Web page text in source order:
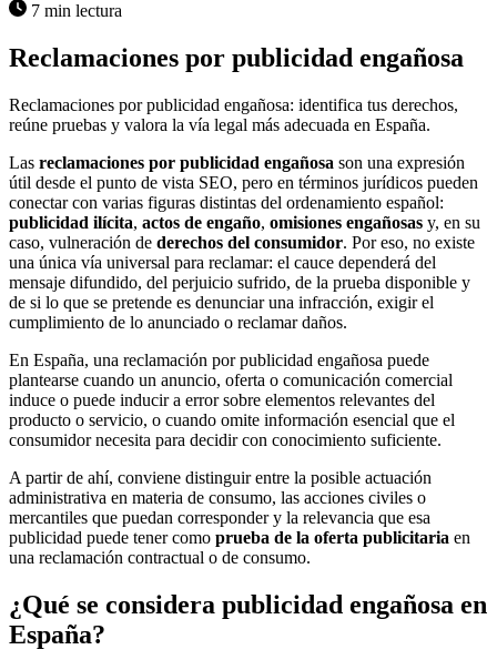
7 min lectura
Reclamaciones por publicidad engañosa
Reclamaciones por publicidad engañosa: identifica tus derechos,
reúne pruebas y valora la vía legal más adecuada en España.
Las reclamaciones por publicidad engañosa son una expresión
útil desde el punto de vista SEO, pero en términos jurídicos pueden
conectar con varias figuras distintas del ordenamiento español:
publicidad ilícita, actos de engaño, omisiones engañosas y, en su
caso, vulneración de derechos del consumidor. Por eso, no existe
una única vía universal para reclamar: el cauce dependerá del
mensaje difundido, del perjuicio sufrido, de la prueba disponible y
de si lo que se pretende es denunciar una infracción, exigir el
cumplimiento de lo anunciado o reclamar daños.
En España, una reclamación por publicidad engañosa puede
plantearse cuando un anuncio, oferta o comunicación comercial
induce o puede inducir a error sobre elementos relevantes del
producto o servicio, o cuando omite información esencial que el
consumidor necesita para decidir con conocimiento suficiente.
A partir de ahí, conviene distinguir entre la posible actuación
administrativa en materia de consumo, las acciones civiles o
mercantiles que puedan corresponder y la relevancia que esa
publicidad puede tener como prueba de la oferta publicitaria en
una reclamación contractual o de consumo.
¿Qué se considera publicidad engañosa en
España?